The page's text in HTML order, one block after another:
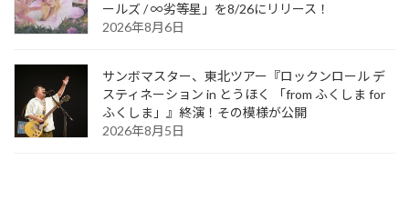
ールズ / ∞劣等星」を8/26にリリース！
2026年8月6日
サンボマスター、東北ツアー『ロックンロール デ
スティネーション in とうほく 「from ふくしま for
ふくしま」』終演！その模様が公開
2026年8月5日